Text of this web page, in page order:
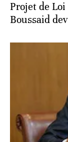
Projet de
Boussaid